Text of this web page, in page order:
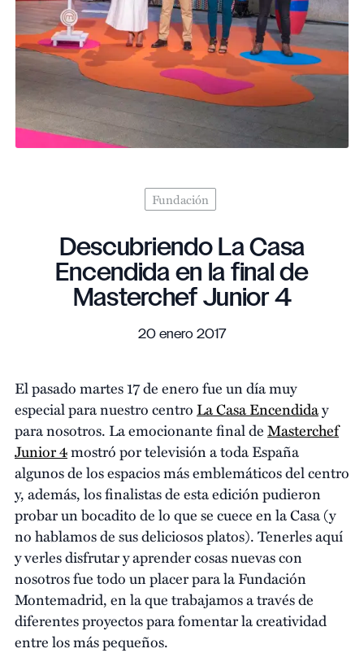
Fundación
Descubriendo La Casa
Encendida en la final de
Masterchef Junior 4
20 enero 2017
El pasado martes 17 de enero fue un día muy
especial para nuestro centro La Casa Encendiday
para nosotros. La emocionante final deMasterchef
Junior 4mostró por televisión a toda España
algunos de los espacios más emblemáticos del centro
y, además, los finalistas de esta edición pudieron
probar un bocadito de lo que se cuece en la Casa (y
no hablamos de sus deliciosos platos). Tenerles aquí
y verles disfrutar y aprender cosas nuevas con
nosotros fue todo un placer para la Fundación
Montemadrid, en la que trabajamos a través de
diferentes proyectos para fomentar la creatividad
entre los más pequeños.